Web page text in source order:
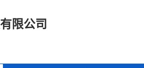
限公司